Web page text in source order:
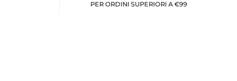
PER ORDINI SUPERIORI A €99